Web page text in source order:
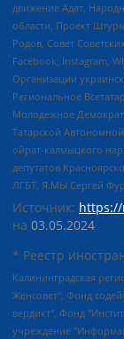
движение Адат,
области, Проект
Родов, Совет
Facebook, Instagram,
Организации
Региональное
Молодежное
Татарской
ойрат-калмыцкого
депутатов
ЛГБТ, Я.МЫ Сергей
Источник:
на 03.05.2024
* Реестр
Калининградская региональная общественная организация "Экозащита!-Женсовет", Фонд содействия защите прав и свобод граждан "Общественный вердикт", Фонд "Институт Развития Свободы Информации", Частное учреждение "Информационное агентство МЕМО. РУ", Региональная общественная организация "Общественная комиссия по сохранению наследия академика Сахарова", Фонд поддержки свободы прессы, Санкт-Петербургская общественная правозащитная организация "Гражданский контроль", Межрегиональная общественная организация "Информационно-просветительский центр "Мемориал", Региональный Фонд "Центр Защиты Прав Средств Массовой Информации", с 05.12.2023 Фонд "Центр Защиты Прав Средств массовой информации", Региональная общественная благотворительная организация помощи беженцам и мигрантам "Гражданское содействие", Негосударственное образовательное учреждение дополнительного профессионального образования (повышение квалификации) специалистов "АКАДЕМИЯ ПО ПРАВАМ ЧЕЛОВЕКА", Свердловская региональная общественная организация "Сутяжник", Автономная некоммерческая организация "Центр независимых социологических исследований", Союз общественных объединений "Российский исследовательский центр по правам человека", Региональное общественное учреждение научно-информационный центр "МЕМОРИАЛ", Некоммерческая организация "Фонд защиты гласности", Автономная некоммерческая организация "Институт прав человека", Городская общественная организация "Екатеринбургское общество "МЕМОРИАЛ", Городская общественная организация "Рязанское историко-просветительское и правозащитное общество "Мемориал" (Рязанский Мемориал), Челябинский региональный орган общественной самодеятельности – женское общественное объединение "Женщины Евразии", Челябинский региональный орган общественной самодеятельности "Уральская правозащитная группа", Фонд содействия защите здоровья и социальной справедливости имени Андрея Рылькова, Автономная Некоммерческая Организация "Аналитический Центр Юрия Левады", Автономная некоммерческая организация социальной поддержки населения "Проект Апрель", Региональная общественная организация помощи женщинам и детям, находящимся в кризисной ситуации "Информационно-методический центр "Анна", Фонд содействия развитию массовых коммуникаций и правовому просвещению "Так-так-Так", Фонд содействия устойчивому развитию "Серебряная тайга", Свердловский региональный общественный фонд социальных проектов "Новое время", "Idel.Реалии", Кавказ.Реалии, Крым.Реалии, Телеканал Настоящее Время, Татаро-башкирская служба Радио Свобода (Azatliq Radiosi), Радио Свободная Европа/Радио Свобода (PCE/PC), "Сибирь.Реалии", "Фактограф", Благотворительный фонд помощи осужденным и их семьям, Автономная некоммерческая организация "Институт глобализации и социальных движений", Фонд "В защиту прав заключенных", Частное учреждение "Центр поддержки и содействия развитию средств массовой информации", Пензенский региональный общественный благотворительный фонд "Гражданский союз", "Север.Реалии", Некоммерческая